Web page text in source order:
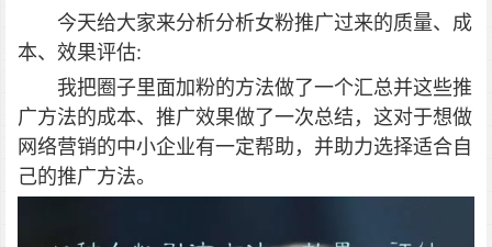
今天给大家来分析分析女粉推广过来的质量、成
本、效果评估:
我把圈子里面加粉的方法做了一个汇总并这些推
广方法的成本、推广效果做了一次总结，这对于想做
网络营销的中小企业有一定帮助，并助力选择适合自
己的推广方法。